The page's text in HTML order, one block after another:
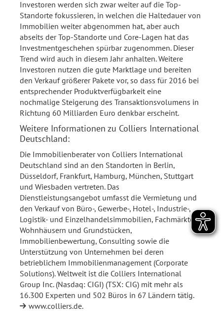
Investoren werden sich zwar weiter auf die Top-
Standorte fokussieren, in welchen die Haltedauer von
Immobilien weiter abgenommen hat, aber auch
abseits der Top-Standorte und Core-Lagen hat das
Investmentgeschehen spürbar zugenommen. Dieser
Trend wird auch in diesem Jahr anhalten. Weitere
Investoren nutzen die gute Marktlage und bereiten
den Verkauf größerer Pakete vor, so dass für 2016 bei
entsprechender Produktverfügbarkeit eine
nochmalige Steigerung des Transaktionsvolumens in
Richtung 60 Milliarden Euro denkbar erscheint.
Weitere Informationen zu Colliers International
Deutschland:
Die Immobilienberater von Colliers International
Deutschland sind an den Standorten in Berlin,
Düsseldorf, Frankfurt, Hamburg, München, Stuttgart
und Wiesbaden vertreten. Das
Dienstleistungsangebot umfasst die Vermietung und
den Verkauf von Büro-, Gewerbe-, Hotel-, Industrie-,
Logistik- und Einzelhandelsimmobilien, Fachmärkten,
Wohnhäusern und Grundstücken,
Immobilienbewertung, Consulting sowie die
Unterstützung von Unternehmen bei deren
betrieblichem Immobilienmanagement (Corporate
Solutions). Weltweit ist die Colliers International
Group Inc. (Nasdaq: CIGI) (TSX: CIG) mit mehr als
16.300 Experten und 502 Büros in 67 Ländern tätig.
www.colliers.de.